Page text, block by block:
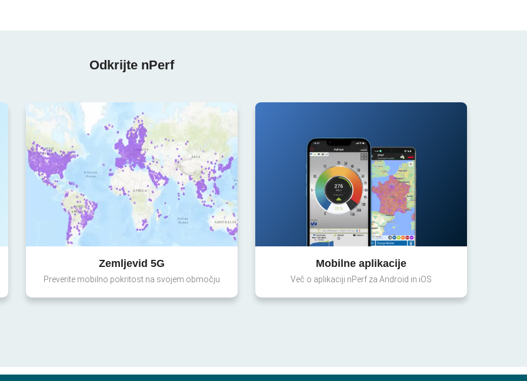
Odkrijte nPerf
Zemljevid 5G
Preverite mobilno pokritost na svojem območju
Mobilne aplikacije
Več o aplikaciji nPerf za Android in iOS